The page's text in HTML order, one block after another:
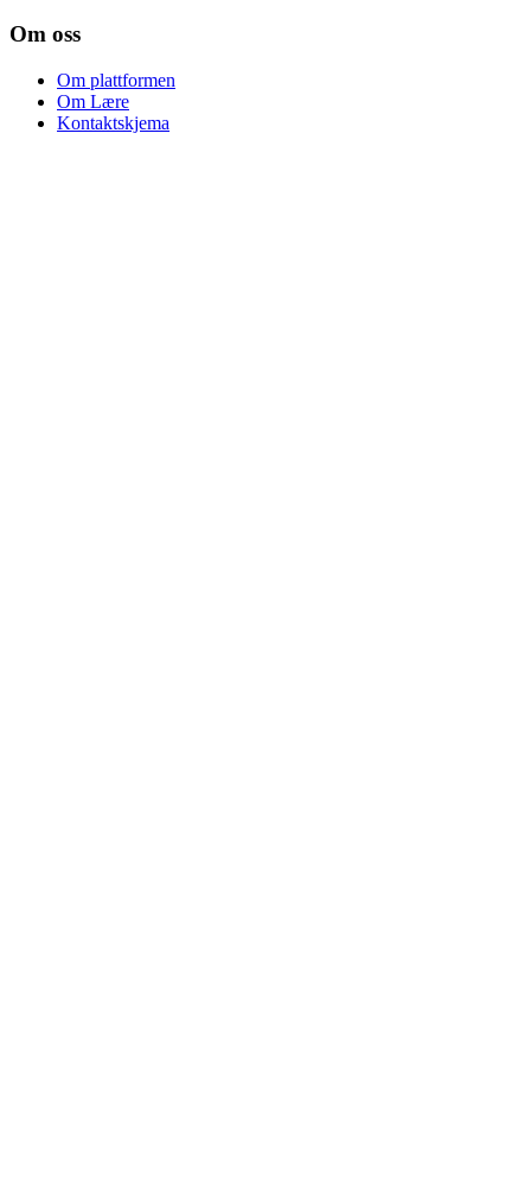
Om oss
Om plattformen
Om Lære
Kontaktskjema